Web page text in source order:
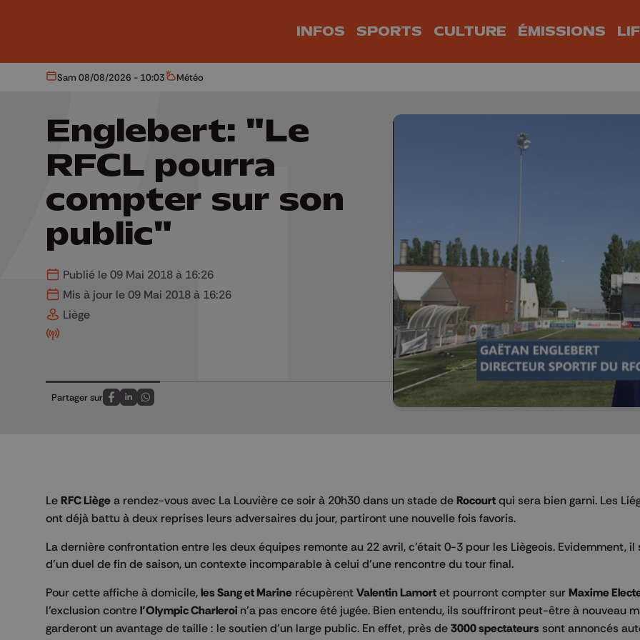
INFOS SPORTS CULTURE ÉMISSIONS
Aujourd'hui
Sam 08/08/2026 - 10:03 Météo
Météo
Englebert: "Le
RFCL pourra
compter sur son
public"
Publié le 09 Mai 2018 à 16:26
Mis à jour le 09 Mai 2018 à 16:26
Liège
Partager sur
Partagez sur FaceBook
Partagez sur LinkedIn
Partagez sur Whatsapp
Le RFC Liège a rendez-vous avec La Louvière ce soir à 20h30 dans un stade de Rocourt qui sera bien garni. Les
ont déjà battu à deux reprises leurs adversaires du jour, partiront une nouvelle fois favoris.
La dernière confrontation entre les deux équipes remonte au 22 avril, c’était 0-3 pour les Liègeois. Evidemment, il
d’un duel de fin de saison, un contexte incomparable à celui d’une rencontre du tour final.
Pour cette affiche à domicile, les Sang et Marine récupèrent Valentin Lamort et pourront compter sur Maxime
l’exclusion contre l’Olympic Charleroi n’a pas encore été jugée. Bien entendu, ils souffriront peut-être à nouveau
garderont un avantage de taille : le soutien d'un large public. En effet, près de 3000 spectateurs sont annoncés